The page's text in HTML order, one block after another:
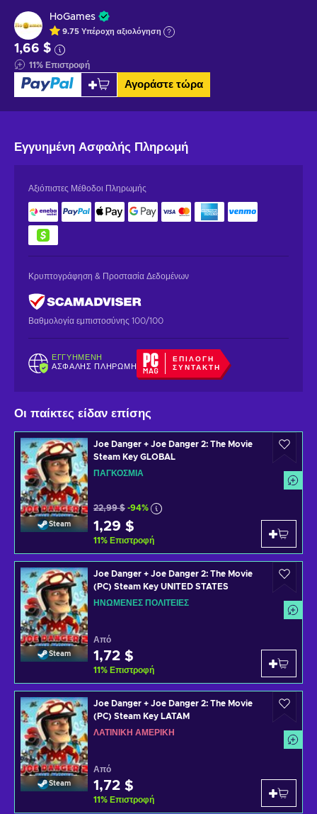
HoGames
9.75 Υπέροχη αξιολόγηση
1,66 $
11% Επιστροφή
Αγοράστε τώρα
Εγγυημένη Ασφαλής Πληρωμή
Αξιόπιστες Μέθοδοι Πληρωμής
Κρυπτογράφηση & Προστασία Δεδομένων
Βαθμολογία εμπιστοσύνης 100/100
ΕΓΓΥΗΜΈΝΗ
ΑΣΦΑΛΉΣ ΠΛΗΡΩΜΉ
ΕΠΙΛΟΓΉ
ΣΥΝΤΆΚΤΗ
Οι παίκτες είδαν επίσης
Steam
Joe Danger + Joe Danger 2: The Movie
Steam Key GLOBAL
ΠΑΓΚΌΣΜΙΑ
22,99 $ -94%
1,29 $
11% Επιστροφή
Steam
Joe Danger + Joe Danger 2: The Movie
(PC) Steam Key UNITED STATES
ΗΝΩΜΈΝΕΣ ΠΟΛΙΤΕΊΕΣ
Από
1,72 $
11% Επιστροφή
Steam
Joe Danger + Joe Danger 2: The Movie
(PC) Steam Key LATAM
ΛΑΤΙΝΙΚΉ ΑΜΕΡΙΚΉ
Από
1,72 $
11% Επιστροφή